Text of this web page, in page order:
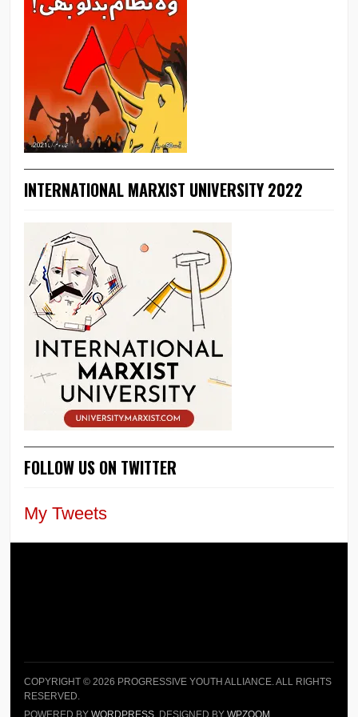
INTERNATIONAL MARXIST UNIVERSITY 2022
FOLLOW US ON TWITTER
My Tweets
COPYRIGHT © 2026 PROGRESSIVE YOUTH ALLIANCE. ALL RIGHTS
RESERVED.
POWERED BYWORDPRESS . DESIGNED BYWPZOOM